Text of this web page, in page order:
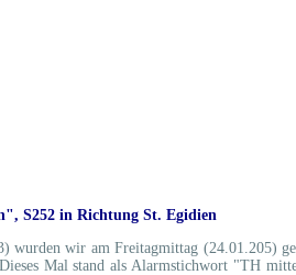
S252 in Richtung St. Egidien
wurden wir am Freitagmittag (24.01.205)
Mal stand als Alarmstichwort "TH